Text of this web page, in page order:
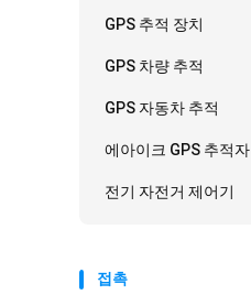
GPS 추적 장치
GPS 차량 추적
GPS 자동차 추적
에아이크 GPS 추적자
전기 자전거 제어기
접촉